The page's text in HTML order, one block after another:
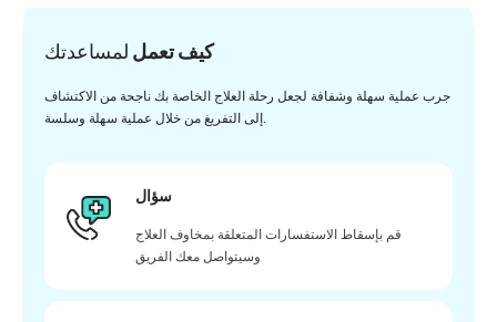
كيف تعمل لمساعدتك
جرب عملية سهلة وشفافة لجعل رحلة العلاج الخاصة بك ناجحة من الاكتشاف
إلى التفريغ من خلال عملية سهلة وسلسة.
سؤال
قم بإسقاط الاستفسارات المتعلقة بمخاوف العلاج
وسيتواصل معك الفريق